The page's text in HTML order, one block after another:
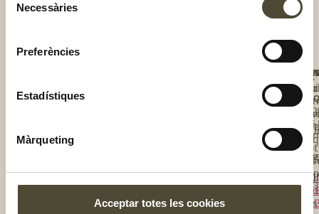
Necessàries
Preferències
Estadístiques
Màrqueting
Acceptar totes les cookies
Qui
El
és
A
te a
de
la